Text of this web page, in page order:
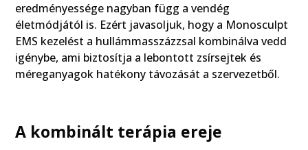
eredményessége nagyban függ a vendég
életmódjától is. Ezért javasoljuk, hogy a Monosculpt
EMS kezelést a hullámmasszázzsal kombinálva vedd
igénybe, ami biztosítja a lebontott zsírsejtek és
méreganyagok hatékony távozását a szervezetből.
A kombinált terápia ereje